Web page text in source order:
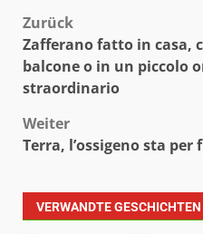
Zurück
Zafferano fatto in casa,
balcone o in un piccolo
straordinario
Weiter
Terra, l’ossigeno sta per
VERWANDTE GESCHICHTEN